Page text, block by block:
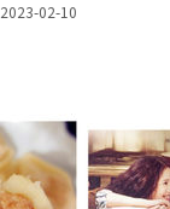
2023-02-10